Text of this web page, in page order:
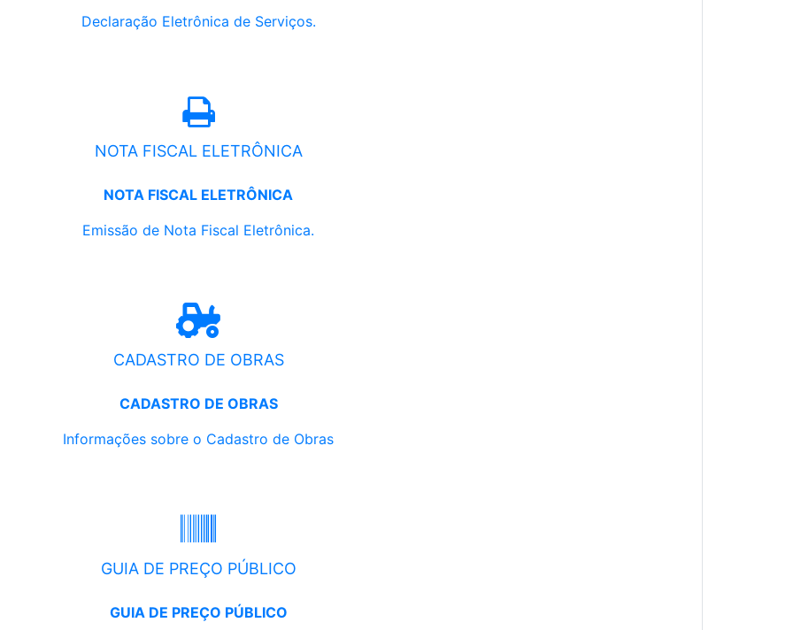
Declaração Eletrônica de Serviços.
NOTA FISCAL ELETRÔNICA
NOTA FISCAL ELETRÔNICA
Emissão de Nota Fiscal Eletrônica.
CADASTRO DE OBRAS
CADASTRO DE OBRAS
Informações sobre o Cadastro de Obras
GUIA DE PREÇO PÚBLICO
GUIA DE PREÇO PÚBLICO